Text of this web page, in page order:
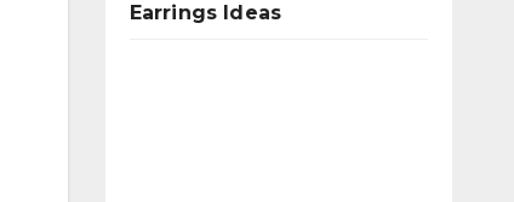
Earrings Ideas